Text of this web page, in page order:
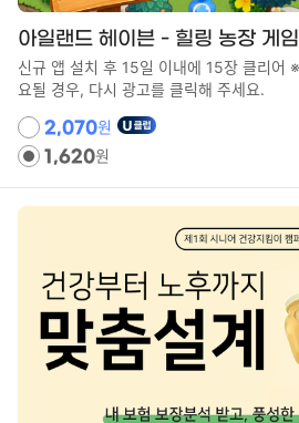
아일랜드 헤이븐 - 힐링 농장 게임
신규 앱 설치 후 15일 이내에 15장 클리어 ※ 최초 실행이 1시간 이상 소
요될 경우, 다시 광고를 클릭해 주세요.
2,070원
1,620원